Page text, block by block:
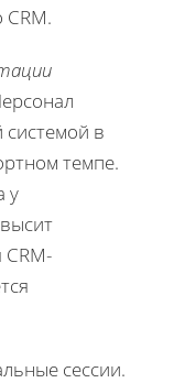
в
темпе.
у
сессии.